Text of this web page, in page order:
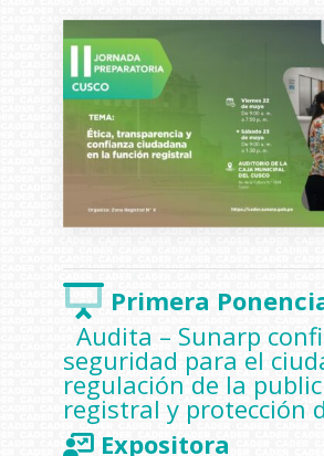
Primera
Audita – Sunarp
seguridad para el
regulación de la
registral y protección
Expositora